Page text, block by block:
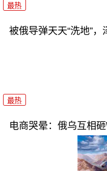
最热
被俄导弹天天“洗地”，
最热
电商哭晕：俄乌互相